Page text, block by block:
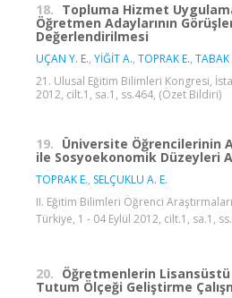
18. Topluma Hizmet
Öğretmen Adaylarının
Değerlendirilmesi
UÇAN Y. E., YİĞİT A., TOPRAK E., TABAK
21. Ulusal Eğitim Bilimleri Kongresi,
2012, cilt.1, sa.1, ss.464, (Özet Bildiri)
19. Üniversite Öğrencilerinin
ile Sosyoekonomik Düzeyleri
TOPRAK E., SELÇUKLU A. E.
II. Eğitim Bilimleri Öğrenci
Türkiye, 1 - 04 Eylül 2012, cilt.1, sa.1,
20. Öğretmenlerin
Tutum Ölçeği Geliştirme